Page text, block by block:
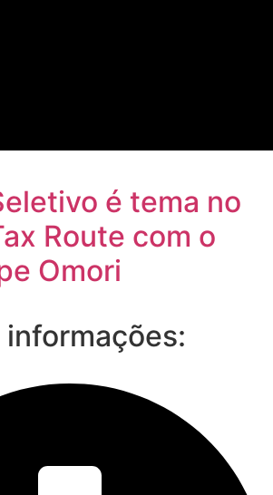
é tema no
Route com o
Omori
informações: